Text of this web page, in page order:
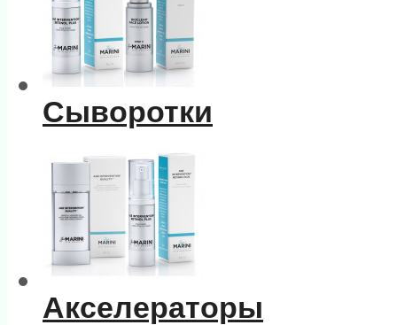
Сыворотки
Акселераторы